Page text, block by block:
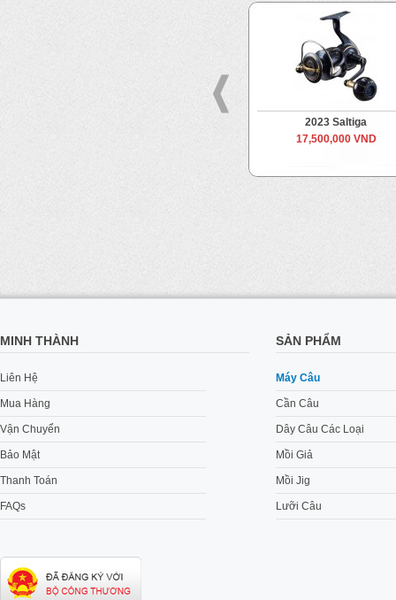
2023 Saltiga
17,500,000 VND
MINH THÀNH
Liên Hệ
Mua Hàng
Vận Chuyển
Bảo Mật
Thanh Toán
FAQs
SẢN PHẨM
Máy Câu
Cần Câu
Dây Câu Các Loại
Mồi Giả
Mồi Jig
Lưỡi Câu